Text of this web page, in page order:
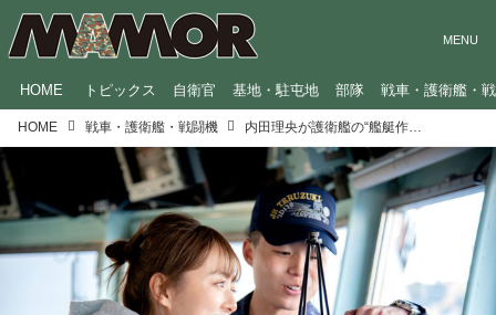
HOME トピックス 自衛官 基地・駐屯地 部隊 戦車・護衛艦・
HOME 戦車・護衛艦・戦闘機